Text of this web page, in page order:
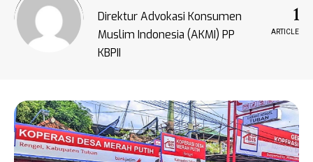
Direktur Advokasi Konsumen
Muslim Indonesia (AKMI) PP
KBPII
1
ARTICLE